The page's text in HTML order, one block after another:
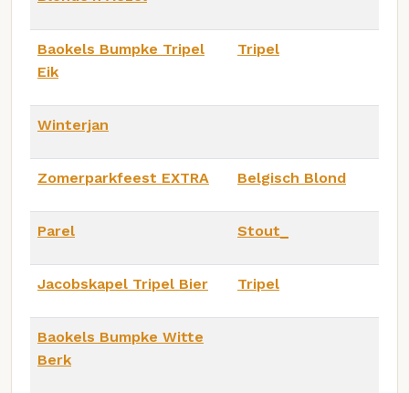
Baokels Bumpke Tripel
Eik
Tripel
Winterjan
Zomerparkfeest EXTRA Belgisch Blond
Parel Stout_
Jacobskapel Tripel Bier Tripel
Baokels Bumpke Witte
Berk